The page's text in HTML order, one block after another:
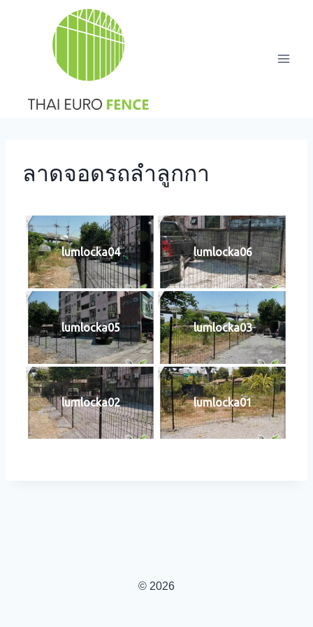
ลาดจอดรถลำลูกกา
lumlocka04 lumlocka06
lumlocka05 lumlocka03
lumlocka02 lumlocka01
© 2026